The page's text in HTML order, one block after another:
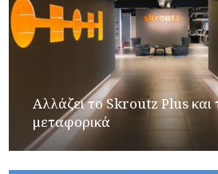
Αλλάζει το Skroutz Plus
μεταφορικά